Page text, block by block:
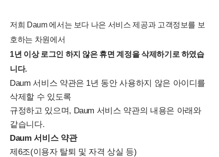
저희 Daum 에서는 보다 나은 서비스 제공과 고객정보를 보
호하는 차원에서
1년 이상 로그인 하지 않은 휴면 계정을 삭제하기로 하였습
니다.
Daum 서비스 약관은 1년 동안 사용하지 않은 아이디를
삭제할 수 있도록
규정하고 있으며, Daum 서비스 약관의 내용은 아래와
같습니다.
Daum 서비스 약관
제6조(이용자 탈퇴 및 자격 상실 등)